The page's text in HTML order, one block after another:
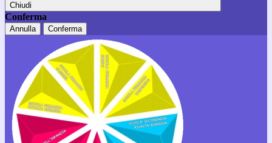
Chiudi
Conferma
Annulla Conferma